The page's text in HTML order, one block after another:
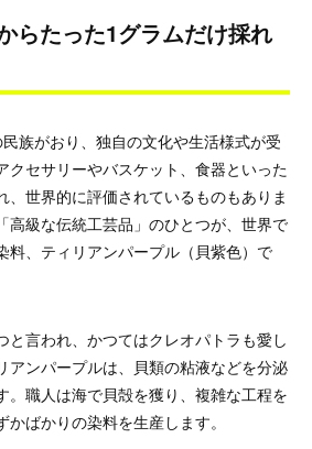
らたった1グラムだけ採れ
族がおり、独自の文化や生活様式が受
クセサリーやバスケット、食器といった
、世界的に評価されているものもありま
高級な伝統工芸品」のひとつが、世界で
料、ティリアンパープル（貝紫色）で
と言われ、かつてはクレオパトラも愛し
アンパープルは、貝類の粘液などを分泌
。職人は海で貝殻を獲り、複雑な工程を
ばかりの染料を生産します。